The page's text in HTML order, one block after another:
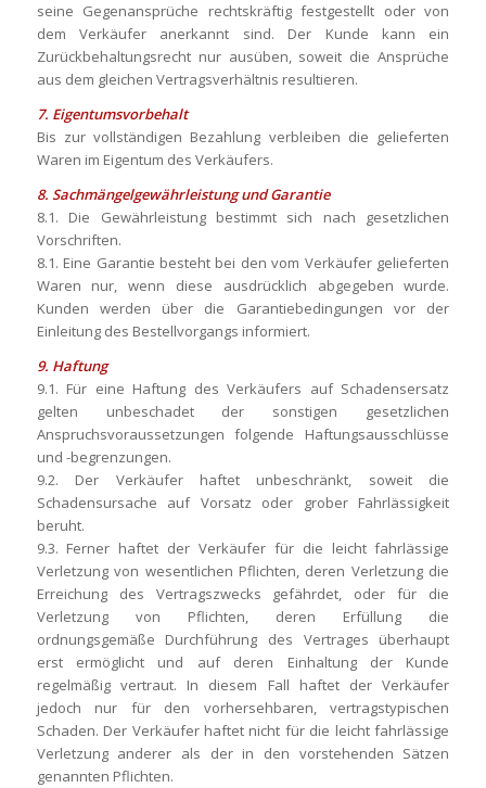
seine Gegenansprüche rechtskräftig festgestellt oder von
dem Verkäufer anerkannt sind. Der Kunde kann ein
Zurückbehaltungsrecht nur ausüben, soweit die Ansprüche
aus dem gleichen Vertragsverhältnis resultieren.
7. Eigentumsvorbehalt
Bis zur vollständigen Bezahlung verbleiben die gelieferten
Waren im Eigentum des Verkäufers.
8. Sachmängelgewährleistung und Garantie
8.1. Die Gewährleistung bestimmt sich nach gesetzlichen
Vorschriften.
8.1. Eine Garantie besteht bei den vom Verkäufer gelieferten
Waren nur, wenn diese ausdrücklich abgegeben wurde.
Kunden werden über die Garantiebedingungen vor der
Einleitung des Bestellvorgangs informiert.
9. Haftung
9.1. Für eine Haftung des Verkäufers auf Schadensersatz
gelten unbeschadet der sonstigen gesetzlichen
Anspruchsvoraussetzungen folgende Haftungsausschlüsse
und -begrenzungen.
9.2. Der Verkäufer haftet unbeschränkt, soweit die
Schadensursache auf Vorsatz oder grober Fahrlässigkeit
beruht.
9.3. Ferner haftet der Verkäufer für die leicht fahrlässige
Verletzung von wesentlichen Pflichten, deren Verletzung die
Erreichung des Vertragszwecks gefährdet, oder für die
Verletzung von Pflichten, deren Erfüllung die
ordnungsgemäße Durchführung des Vertrages überhaupt
erst ermöglicht und auf deren Einhaltung der Kunde
regelmäßig vertraut. In diesem Fall haftet der Verkäufer
jedoch nur für den vorhersehbaren, vertragstypischen
Schaden. Der Verkäufer haftet nicht für die leicht fahrlässige
Verletzung anderer als der in den vorstehenden Sätzen
genannten Pflichten.